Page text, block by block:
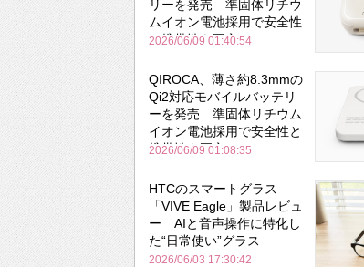
リーを発売 準固体リチウ
ムイオン電池採用で安全性
と携帯性を両立
2026/06/09 01:40:54
QIROCA、薄さ約8.3mmの
Qi2対応モバイルバッテリ
ーを発売 準固体リチウム
イオン電池採用で安全性と
携帯性を両立
2026/06/09 01:08:35
HTCのスマートグラス
「VIVE Eagle」製品レビュ
ー AIと音声操作に特化し
た“日常使い”グラス
2026/06/03 17:30:42